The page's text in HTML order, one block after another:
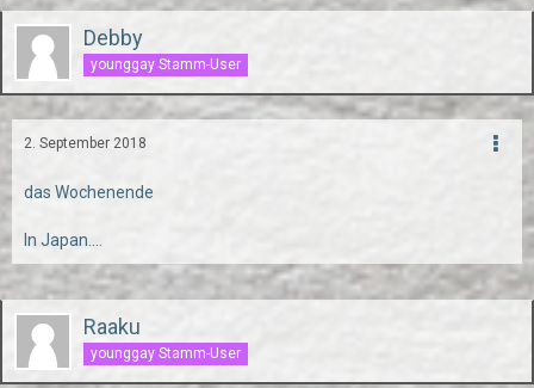
Debby
younggay Stamm-User
2. September 2018
das Wochenende
In Japan....
Raaku
younggay Stamm-User